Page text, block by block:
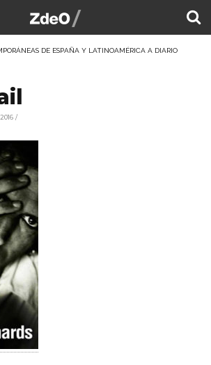
DE ESPAÑA Y LATINOAMÉRICA A DIARIO